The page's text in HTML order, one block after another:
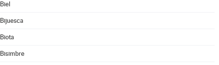
Biel
Bijuesca
Biota
Bisimbre